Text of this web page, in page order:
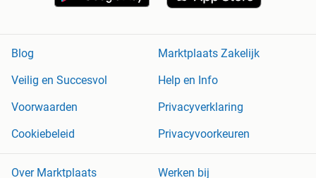
Blog
Marktplaats Zakelijk
Veilig en Succesvol
Help en Info
Voorwaarden
Privacyverklaring
Cookiebeleid
Privacyvoorkeuren
Over Marktplaats Werken bij